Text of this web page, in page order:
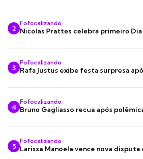
2
Fofocalizando
Nicolas Prattes celebra primeiro Dia
3
Fofocalizando
Rafa Justus exibe festa surpresa
4
Fofocalizando
Bruno Gagliasso recua após
5
Fofocalizando
Larissa Manoela vence nova